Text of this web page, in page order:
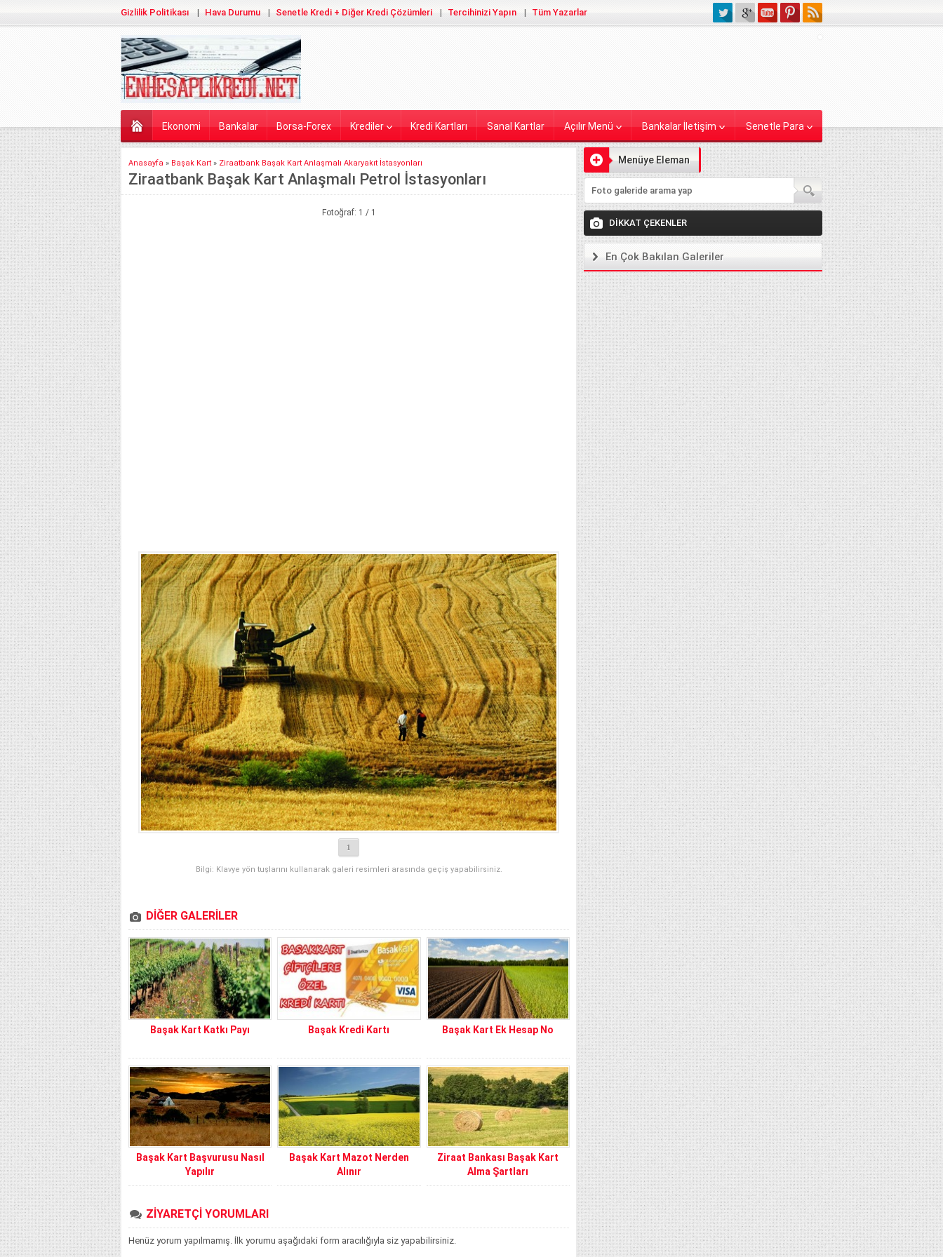
Gizlilik Politikası Hava Durumu Senetle Kredi + Diğer Kredi Çözümleri Tercihinizi Yapın Tüm Yazarlar
Ekonomi Bankalar Borsa-Forex Krediler Kredi Kartları Sanal Kartlar Açılır Menü Bankalar İletişim Senetle Para
Anasayfa » Başak Kart » Ziraatbank Başak Kart Anlaşmalı Akaryakıt İstasyonları
Ziraatbank Başak Kart Anlaşmalı Petrol İstasyonları
Fotoğraf: 1 / 1
1
Bilgi: Klavye yön tuşlarını kullanarak galeri resimleri arasında geçiş yapabilirsiniz.
DİĞER GALERİLER
Başak Kart Katkı Payı Başak Kredi Kartı Başak Kart Ek Hesap No
Başak Kart Başvurusu Nasıl
Yapılır
Başak Kart Mazot Nerden
Alınır
Ziraat Bankası Başak Kart
Alma Şartları
ZİYARETÇİ YORUMLARI
Henüz yorum yapılmamış. İlk yorumu aşağıdaki form aracılığıyla siz yapabilirsiniz.
Menüye Eleman
Ekleyiniz
DİKKAT ÇEKENLER
En Çok Bakılan Galeriler